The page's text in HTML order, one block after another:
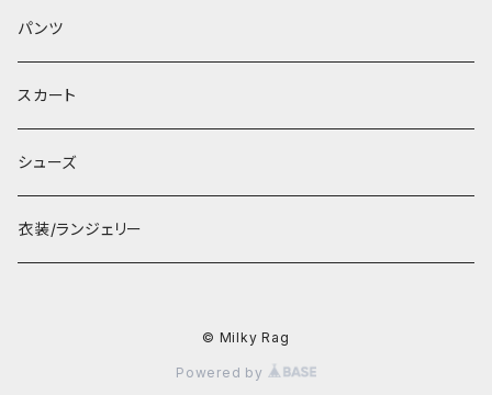
パンツ
スカート
シューズ
衣装/ランジェリー
© Milky Rag
Powered by